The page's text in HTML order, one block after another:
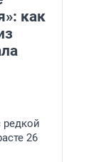
как
редкой
26